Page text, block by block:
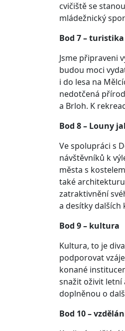
cvičiště se
mládežnický
Bod 7 –
Jsme připraveni
budou moci
i do lesa na
nedotčená
a Brloh. K
Bod 8 – Louny
Ve spolupráci s
návštěvníků k
města s
také
zatraktivnění
a desítky dalších
Bod 9 – kultura
Kultura, to je
podporovat
konané
snažit oživit letní
doplněnou o
Bod 10 –